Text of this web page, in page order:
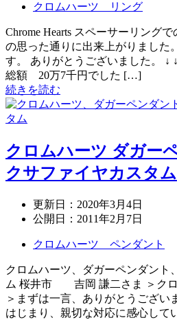
クロムハーツ リング
Chrome Hearts スペーサーリング
の思った通りに出来上がりました
す。 ありがとうございました。 ↓
総額 20万7千円でした […]
続きを読む
クロムハーツ ダガー
クサファイヤカスタム
更新日： 2020年3月4日
公開日： 2011年2月7日
クロムハーツ ペンダント
クロムハーツ、ダガーペンダント
ム 桜井市 吉岡 謙二さま ＞クロ
＞まずは一言、ありがとうござい
はじまり、親切な対応に感心し